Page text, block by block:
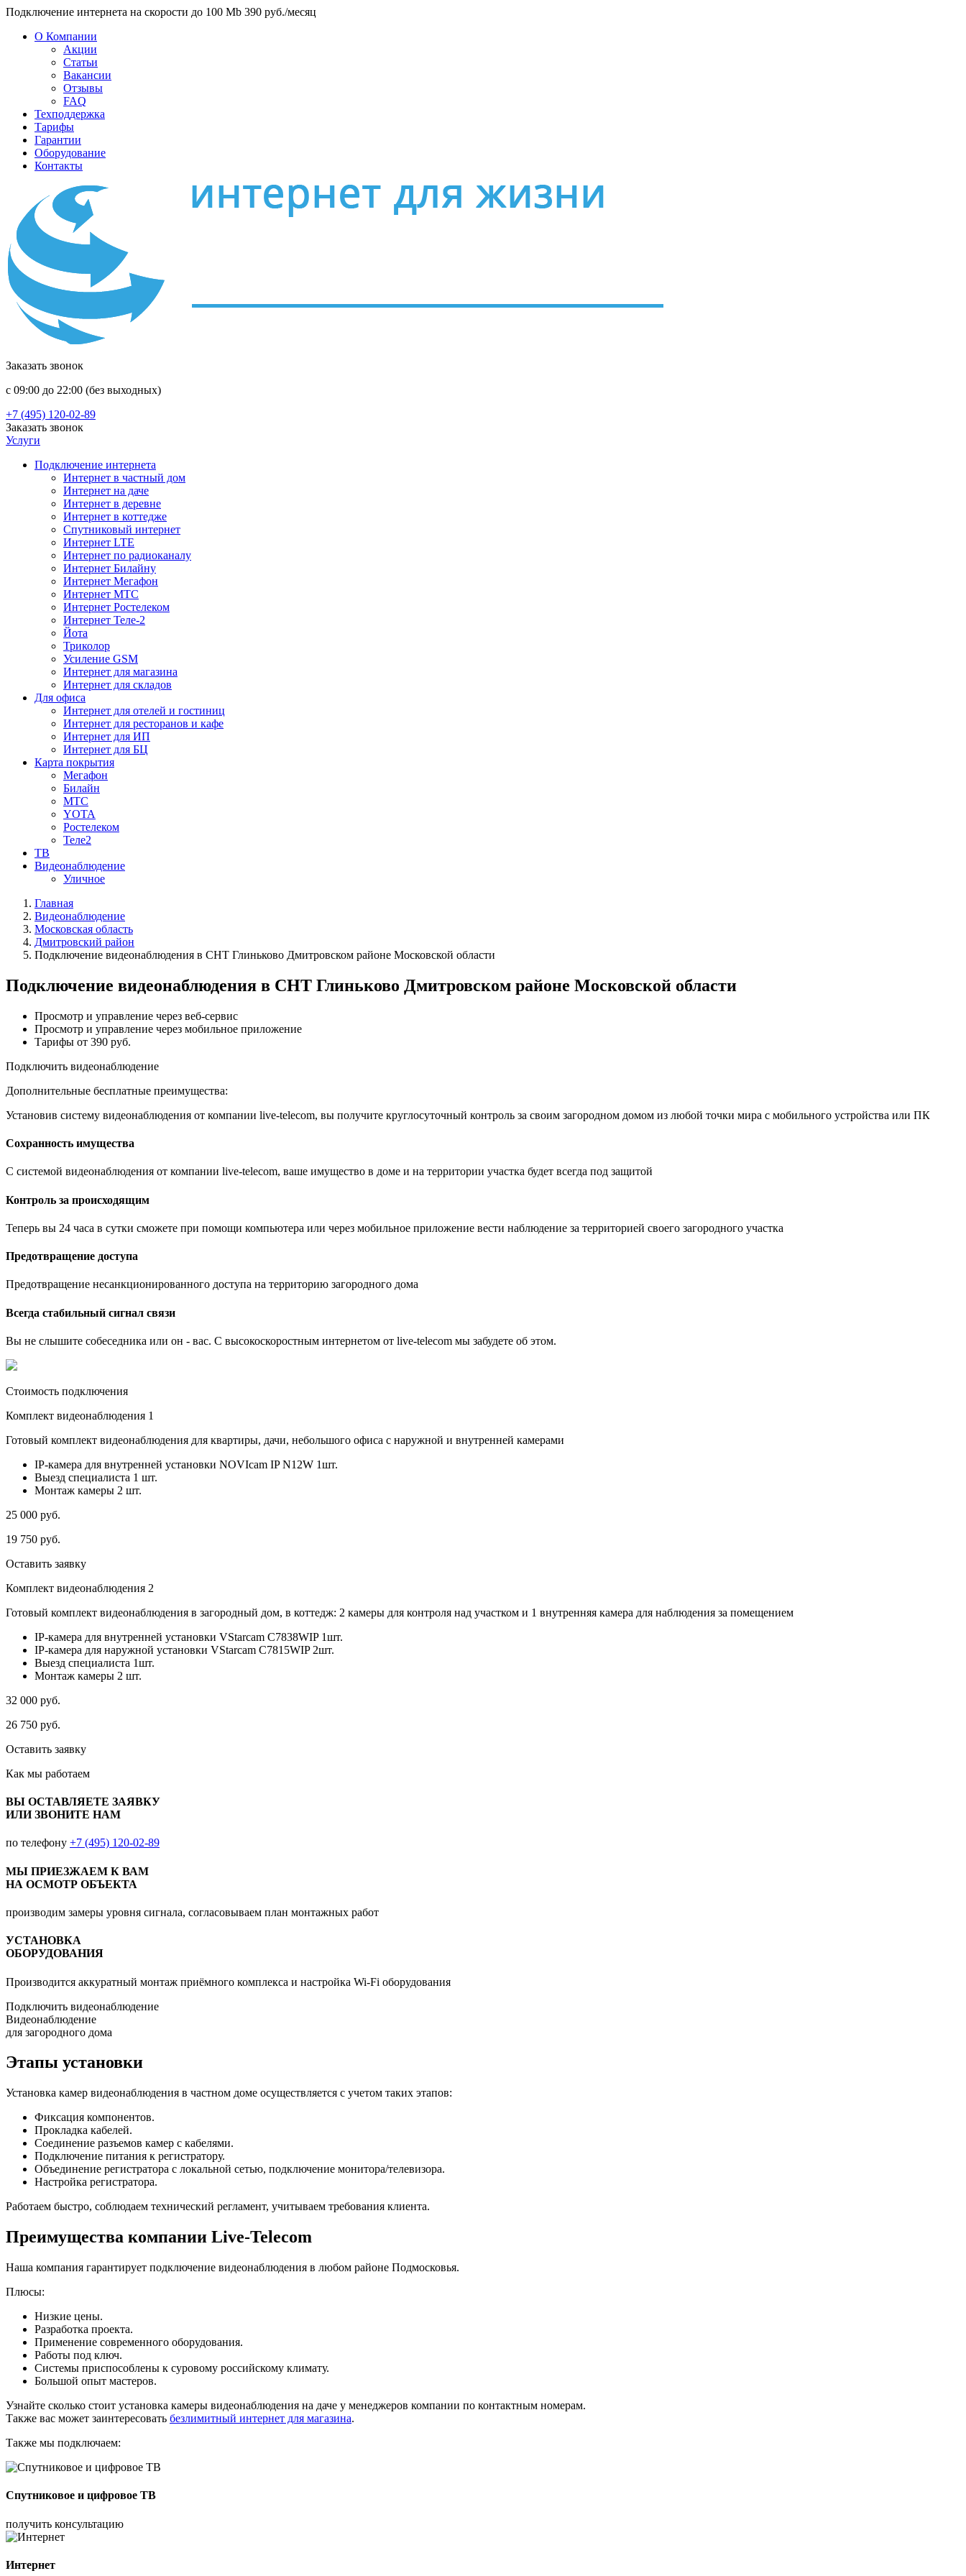
Подключение интернета на скорости до 100 Mb 390 руб./месяц
О Компании
Акции
Статьи
Вакансии
Отзывы
FAQ
Техподдержка
Тарифы
Гарантии
Оборудование
Контакты
Заказать звонок
с 09:00 до 22:00 (без выходных)
+7 (495) 120-02-89
Заказать звонок
Услуги
Подключение интернета
Интернет в частный дом
Интернет на даче
Интернет в деревне
Интернет в коттедже
Спутниковый интернет
Интернет LTE
Интернет по радиоканалу
Интернет Билайну
Интернет Мегафон
Интернет МТС
Интернет Ростелеком
Интернет Теле-2
Йота
Триколор
Усиление GSM
Интернет для магазина
Интернет для складов
Для офиса
Интернет для отелей и гостиниц
Интернет для ресторанов и кафе
Интернет для ИП
Интернет для БЦ
Карта покрытия
Мегафон
Билайн
МТС
YOTA
Ростелеком
Теле2
ТВ
Видеонаблюдение
Уличное
Главная
Видеонаблюдение
Московская область
Дмитровский район
Подключение видеонаблюдения в СНТ Глиньково Дмитровском районе Московской области
Подключение видеонаблюдения в СНТ Глиньково Дмитровском районе Московской области
Просмотр и управление через веб-сервис
Просмотр и управление через мобильное приложение
Тарифы от 390 руб.
Подключить видеонаблюдение
Дополнительные бесплатные преимущества:
Установив систему видеонаблюдения от компании live-telecom, вы получите круглосуточный контроль за своим загородном домом из любой точки мира с мобильного устройства или ПК
Сохранность имущества
С системой видеонаблюдения от компании live-telecom, ваше имущество в доме и на территории участка будет всегда под защитой
Контроль за происходящим
Теперь вы 24 часа в сутки сможете при помощи компьютера или через мобильное приложение вести наблюдение за территорией своего загородного участка
Предотвращение доступа
Предотвращение несанкционированного доступа на территорию загородного дома
Всегда стабильный сигнал связи
Вы не слышите собеседника или он - вас. С высокоскоростным интернетом от live-telecom мы забудете об этом.
Стоимость подключения
Комплект видеонаблюдения 1
Готовый комплект видеонаблюдения для квартиры, дачи, небольшого офиса с наружной и внутренней камерами
IP-камера для внутренней установки NOVIcam IP N12W 1шт.
Выезд специалиста 1 шт.
Монтаж камеры 2 шт.
25 000 руб.
19 750 руб.
Оставить заявку
Комплект видеонаблюдения 2
Готовый комплект видеонаблюдения в загородный дом, в коттедж: 2 камеры для контроля над участком и 1 внутренняя камера для наблюдения за помещением
IP-камера для внутренней установки VStarcam C7838WIP 1шт.
IP-камера для наружной установки VStarcam C7815WIP 2шт.
Выезд специалиста 1шт.
Монтаж камеры 2 шт.
32 000 руб.
26 750 руб.
Оставить заявку
Как мы работаем
ВЫ ОСТАВЛЯЕТЕ ЗАЯВКУ
ИЛИ ЗВОНИТЕ НАМ
по телефону +7 (495) 120-02-89
МЫ ПРИЕЗЖАЕМ К ВАМ
НА ОСМОТР ОБЪЕКТА
производим замеры уровня сигнала, согласовываем план монтажных работ
УСТАНОВКА
ОБОРУДОВАНИЯ
Производится аккуратный монтаж приёмного комплекса и настройка Wi-Fi оборудования
Подключить видеонаблюдение
Видеонаблюдение
для загородного дома
Этапы установки
Установка камер видеонаблюдения в частном доме осуществляется с учетом таких этапов:
Фиксация компонентов.
Прокладка кабелей.
Соединение разъемов камер с кабелями.
Подключение питания к регистратору.
Объединение регистратора с локальной сетью, подключение монитора/телевизора.
Настройка регистратора.
Работаем быстро, соблюдаем технический регламент, учитываем требования клиента.
Преимущества компании Live-Telecom
Наша компания гарантирует подключение видеонаблюдения в любом районе Подмосковья.
Плюсы:
Низкие цены.
Разработка проекта.
Применение современного оборудования.
Работы под ключ.
Системы приспособлены к суровому российскому климату.
Большой опыт мастеров.
Узнайте сколько стоит установка камеры видеонаблюдения на даче у менеджеров компании по контактным номерам.
Также вас может заинтересовать безлимитный интернет для магазина.
Также мы подключаем:
Спутниковое и цифровое ТВ
получить консультацию
Интернет